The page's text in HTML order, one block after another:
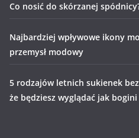
Co nosić do skórzanej
Najbardziej wpływowe ikony
przemysł modowy
5 rodzajów letnich sukienek
że będziesz wyglądać jak bogini